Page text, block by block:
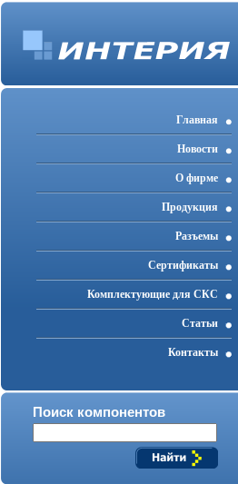
Главная
Новости
О фирме
Продукция
Разъемы
Cертификаты
Комплектующие для СКС
Статьи
Контакты
Поиск компонентов